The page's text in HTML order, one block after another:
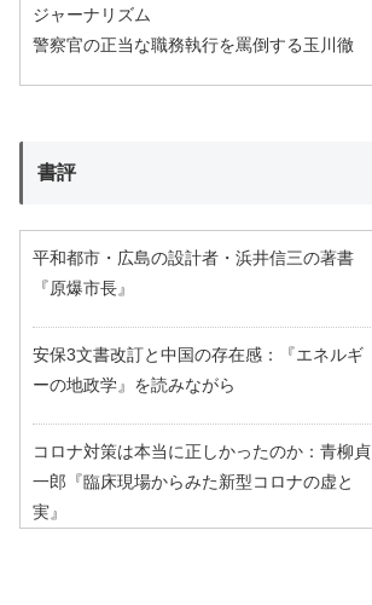
ジャーナリズム
警察官の正当な職務執行を罵倒する玉川徹
書評
平和都市・広島の設計者・浜井信三の著書
『原爆市長』
安保3文書改訂と中国の存在感：『エネルギ
ーの地政学』を読みながら
コロナ対策は本当に正しかったのか：青柳貞
一郎『臨床現場からみた新型コロナの虚と
実』